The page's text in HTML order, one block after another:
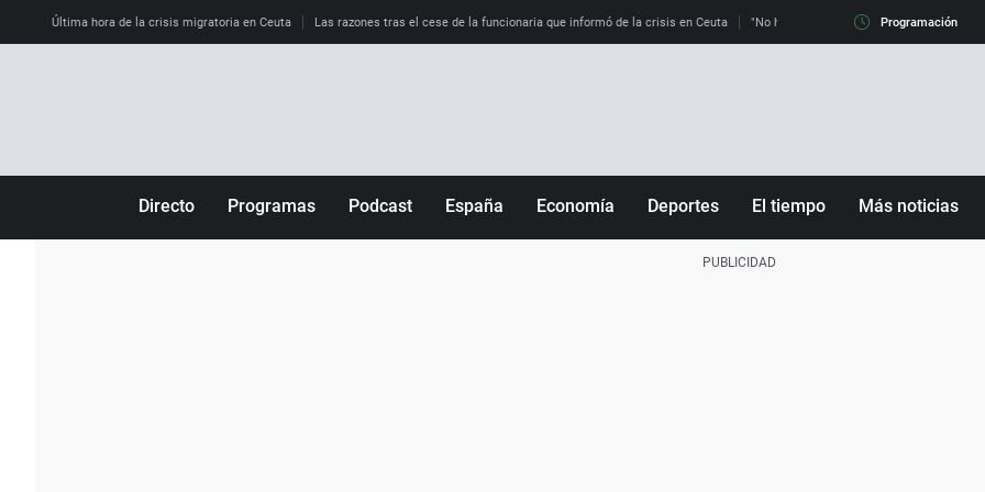
Última hora de la crisis migratoria en Ceuta Las razones tras el cese de la funcionaria que informó de la crisis en Ceuta "No hay mafias, que no nos engañen":
Programación
Directo Programas Podcast España Economía Deportes El tiempo Más noticias